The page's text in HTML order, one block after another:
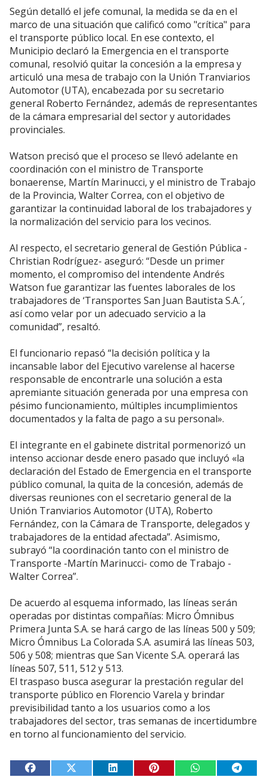
Según detalló el jefe comunal, la medida se da en el
marco de una situación que calificó como "crítica" para
el transporte público local. En ese contexto, el
Municipio declaró la Emergencia en el transporte
comunal, resolvió quitar la concesión a la empresa y
articuló una mesa de trabajo con la Unión Tranviarios
Automotor (UTA), encabezada por su secretario
general Roberto Fernández, además de representantes
de la cámara empresarial del sector y autoridades
provinciales.
Watson precisó que el proceso se llevó adelante en
coordinación con el ministro de Transporte
bonaerense, Martín Marinucci, y el ministro de Trabajo
de la Provincia, Walter Correa, con el objetivo de
garantizar la continuidad laboral de los trabajadores y
la normalización del servicio para los vecinos.
Al respecto, el secretario general de Gestión Pública -
Christian Rodríguez- aseguró: “Desde un primer
momento, el compromiso del intendente Andrés
Watson fue garantizar las fuentes laborales de los
trabajadores de ‘Transportes San Juan Bautista S.A.´,
así como velar por un adecuado servicio a la
comunidad”, resaltó.
El funcionario repasó “la decisión política y la
incansable labor del Ejecutivo varelense al hacerse
responsable de encontrarle una solución a esta
apremiante situación generada por una empresa con
pésimo funcionamiento, múltiples incumplimientos
documentados y la falta de pago a su personal».
El integrante en el gabinete distrital pormenorizó un
intenso accionar desde enero pasado que incluyó «la
declaración del Estado de Emergencia en el transporte
público comunal, la quita de la concesión, además de
diversas reuniones con el secretario general de la
Unión Tranviarios Automotor (UTA), Roberto
Fernández, con la Cámara de Transporte, delegados y
trabajadores de la entidad afectada”. Asimismo,
subrayó “la coordinación tanto con el ministro de
Transporte -Martín Marinucci- como de Trabajo -
Walter Correa”.
De acuerdo al esquema informado, las líneas serán
operadas por distintas compañías: Micro Ómnibus
Primera Junta S.A. se hará cargo de las líneas 500 y 509;
Micro Ómnibus La Colorada S.A. asumirá las líneas 503,
506 y 508; mientras que San Vicente S.A. operará las
líneas 507, 511, 512 y 513.
El traspaso busca asegurar la prestación regular del
transporte público en Florencio Varela y brindar
previsibilidad tanto a los usuarios como a los
trabajadores del sector, tras semanas de incertidumbre
en torno al funcionamiento del servicio.